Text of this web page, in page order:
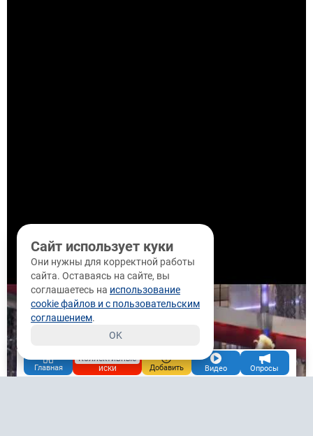
Главная
Коллективные
иски
Добавить Видео Опросы
Сайт использует куки
Они нужны для корректной работы
сайта. Оставаясь на сайте, вы
соглашаетесь на использование
cookie файлов и с пользовательским
соглашением.
OK